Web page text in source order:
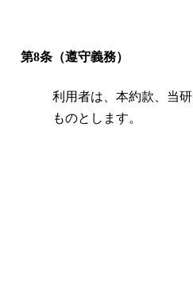
第8条（遵守義務）
利用者は、本約款、当
ものとします。